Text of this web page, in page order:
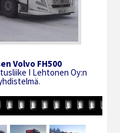
Volvo FH500
I Lehtonen Oy:n